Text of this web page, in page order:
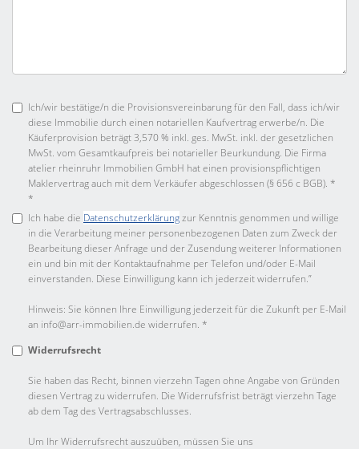
Ich/wir bestätige/n die Provisionsvereinbarung für den Fall, dass ich/wir
diese Immobilie durch einen notariellen Kaufvertrag erwerbe/n. Die
Käuferprovision beträgt 3,570 % inkl. ges. MwSt. inkl. der gesetzlichen
MwSt. vom Gesamtkaufpreis bei notarieller Beurkundung. Die Firma
atelier rheinruhr Immobilien GmbH hat einen provisionspflichtigen
Maklervertrag auch mit dem Verkäufer abgeschlossen (§ 656 c BGB). *
*
Ich habe die Datenschutzerklärungzur Kenntnis genommen und willige
in die Verarbeitung meiner personenbezogenen Daten zum Zweck der
Bearbeitung dieser Anfrage und der Zusendung weiterer Informationen
ein und bin mit der Kontaktaufnahme per Telefon und/oder E-Mail
einverstanden. Diese Einwilligung kann ich jederzeit widerrufen.”
Hinweis: Sie können Ihre Einwilligung jederzeit für die Zukunft per E-Mail
an info@arr-immobilien.de widerrufen. *
Widerrufsrecht
Sie haben das Recht, binnen vierzehn Tagen ohne Angabe von Gründen
diesen Vertrag zu widerrufen. Die Widerrufsfrist beträgt vierzehn Tage
ab dem Tag des Vertragsabschlusses.
Um Ihr Widerrufsrecht auszuüben, müssen Sie uns